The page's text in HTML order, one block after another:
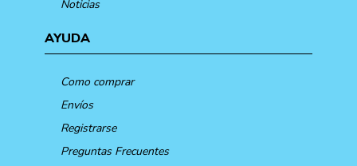
Noticias
AYUDA
Como comprar
Envíos
Registrarse
Preguntas Frecuentes